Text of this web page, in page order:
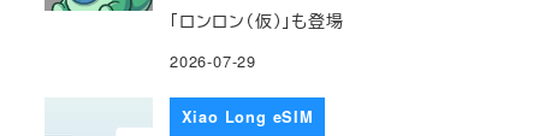
「ロンロン（仮）」も登場
2026-07-29
Xiao Long eSIM